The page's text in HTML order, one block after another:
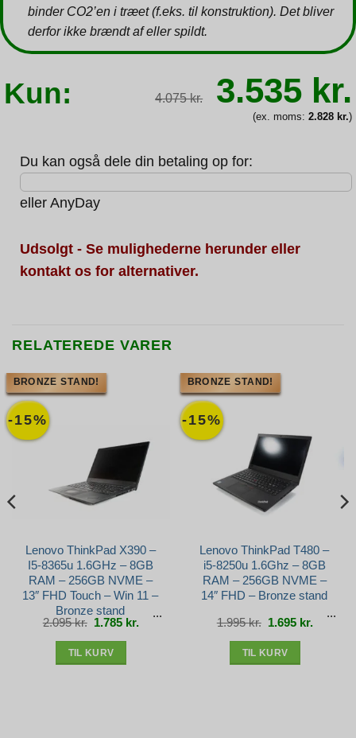
binder CO2’en i træet (f.eks. til konstruktion). Det bliver
derfor ikke brændt af eller spildt.
Kun: 4.075kr. Den
pris
var:
3.535 kr.
(ex. moms: 2.828 kr.)
Du kan også dele din betaling op for:
eller AnyDay
Udsolgt - Se mulighederne herunder eller
kontakt os for alternativer.
RELATEREDE VARER
-15%
BRONZE STAND!
Lenovo ThinkPad X390 –
I5-8365u 1.6GHz – 8GB
RAM – 256GB NVME –
13″ FHD Touch – Win 11 –
Bronze stand
2.095kr. Den
oprindelige
pris
1.785 kr. Den
aktuelle
pris
TIL KURV
-15%
BRONZE STAND!
Lenovo ThinkPad T480 –
i5-8250u 1.6Ghz – 8GB
RAM – 256GB NVME –
14″ FHD – Bronze stand
1.995kr. Den
oprindelige
pris
1.695 kr. Den
aktuelle
pris
TIL KURV